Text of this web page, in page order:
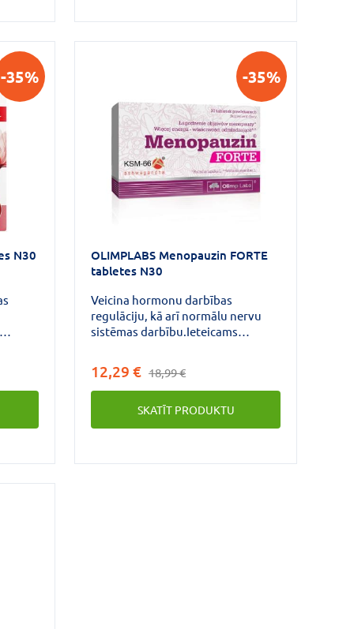
-35%
N30
-35%
OLIMPLABS Menopauzin FORTE
tabletes N30
Veicina hormonu darbības
regulāciju, kā arī normālu nervu
sistēmas darbību.Ieteicams
mazināšanai, fizioloģiskā līdzsvara
uzturēšanai un saglabāšanai.
12,29 € 18,99 €
SKATĪT PRODUKTU